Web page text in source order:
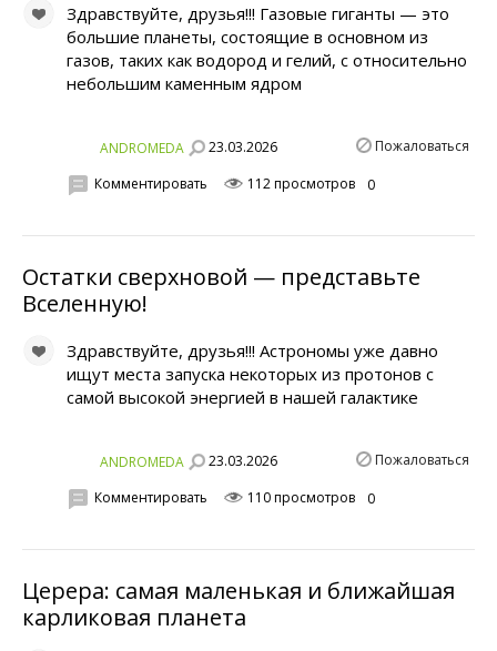
Здравствуйте, друзья!!! Газовые гиганты — это
большие планеты, состоящие в основном из
газов, таких как водород и гелий, с относительно
небольшим каменным ядром
ANDROMEDA 23.03.2026 Пожаловаться
Комментировать 112 просмотров 0
Остатки сверхновой — представьте
Вселенную!
Здравствуйте, друзья!!! Астрономы уже давно
ищут места запуска некоторых из протонов с
самой высокой энергией в нашей галактике
ANDROMEDA 23.03.2026 Пожаловаться
Комментировать 110 просмотров 0
Церера: самая маленькая и ближайшая
карликовая планета